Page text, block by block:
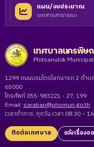
แผน/งบประมาณ
เอกสารสาธารณะ
เทศบาลนครพิษ
Phitsanulok
1299 ถนนบรมไตรโลกนารถ 2 ตำ
65000
โทรศัพท์ 055-983221 - 27, 199
Email: saraban@phsmun.go.th
เวลาทำการ: ทุกวัน เวลา 08:30 –
ติดต่อเทศบาล แจ้งเรื่องอ